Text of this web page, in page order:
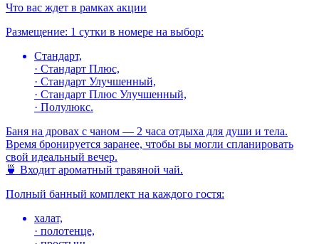
Что вас ждет в рамках акции
Размещение: 1 сутки в номере на выбор:
Стандарт,
· Стандарт Плюс,
· Стандарт Улучшенный,
· Стандарт Плюс Улучшенный,
· Полулюкс.
Баня на дровах с чаном — 2 часа отдыха для души и тела.
Время бронируется заранее, чтобы вы могли спланировать
свой идеальный вечер.
🍵 Входит ароматный травяной чай.
Полный банный комплект на каждого гостя:
халат,
· полотенце,